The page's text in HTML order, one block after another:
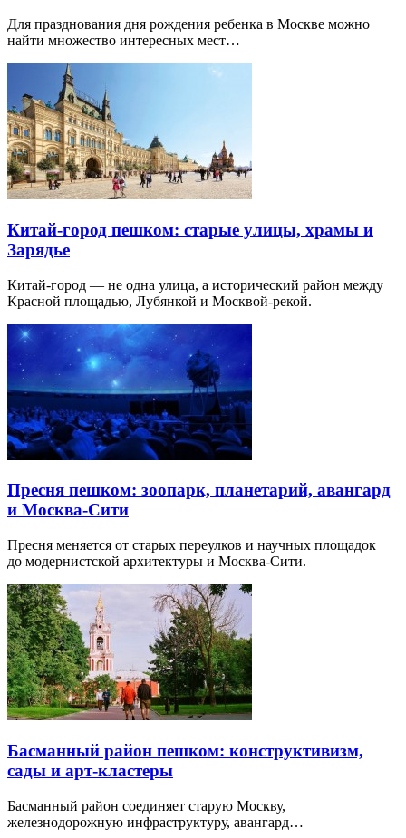
Для празднования дня рождения ребенка в Москве можно
найти множество интересных мест…
Китай-город пешком: старые улицы, храмы и
Зарядье
Китай-город — не одна улица, а исторический район между
Красной площадью, Лубянкой и Москвой-рекой.
Пресня пешком: зоопарк, планетарий, авангард
и Москва-Сити
Пресня меняется от старых переулков и научных площадок
до модернистской архитектуры и Москва-Сити.
Басманный район пешком: конструктивизм,
сады и арт-кластеры
Басманный район соединяет старую Москву,
железнодорожную инфраструктуру, авангард…